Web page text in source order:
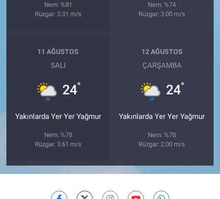
Nem: %81
Rüzgar: 3.31 m/s
Nem: %74
Rüzgar: 3.00 m/s
11 AĞUSTOS
SALI
24°
Yakınlarda Yer Yer Yağmur
Nem: %78
Rüzgar: 3.61 m/s
12 AĞUSTOS
ÇARŞAMBA
24°
Yakınlarda Yer Yer Yağmur
Nem: %78
Rüzgar: 2.00 m/s